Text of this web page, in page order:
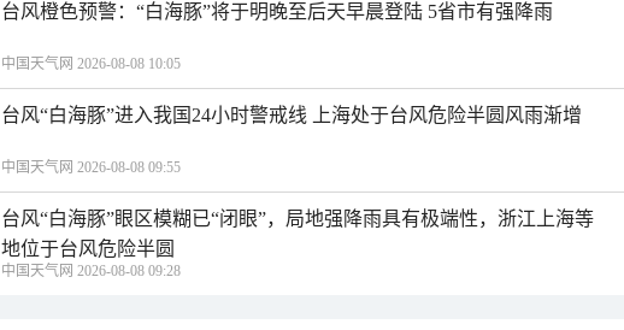
台风橙色预警：“白海豚”将于明晚至后天早晨登陆 5省市有强降雨
中国天气网 2026-08-08 10:05
台风“白海豚”进入我国24小时警戒线 上海处于台风危险半圆风雨渐增
中国天气网 2026-08-08 09:55
台风“白海豚”眼区模糊已“闭眼”，局地强降雨具有极端性，浙江上海等
地位于台风危险半圆
中国天气网 2026-08-08 09:28